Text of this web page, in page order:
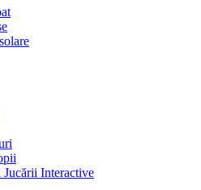
Jucării Interactive